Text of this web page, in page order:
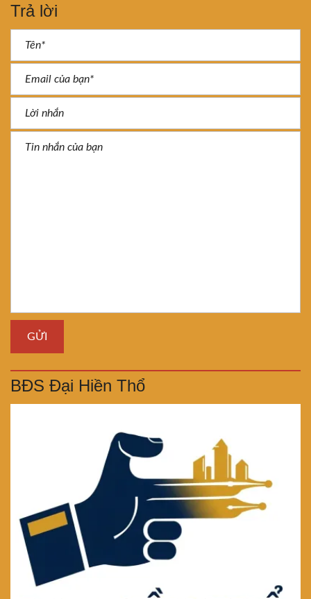
Trả lời
BĐS Đại Hiền Thổ